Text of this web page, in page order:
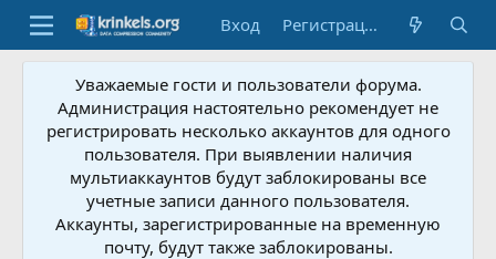
Вход Регистрация
Уважаемые гости и пользователи форума.
Администрация настоятельно рекомендует не
регистрировать несколько аккаунтов для одного
пользователя. При выявлении наличия
мультиаккаунтов будут заблокированы все
учетные записи данного пользователя.
Аккаунты, зарегистрированные на временную
почту, будут также заблокированы.